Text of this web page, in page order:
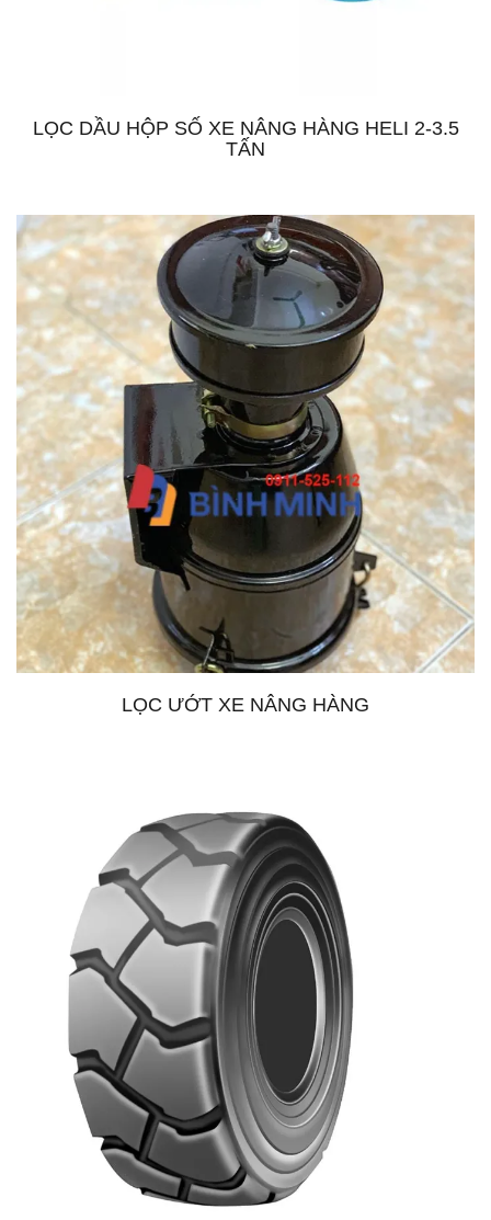
LỌC DẦU HỘP SỐ XE NÂNG HÀNG HELI 2-3.5
TẤN
LỌC ƯỚT XE NÂNG HÀNG